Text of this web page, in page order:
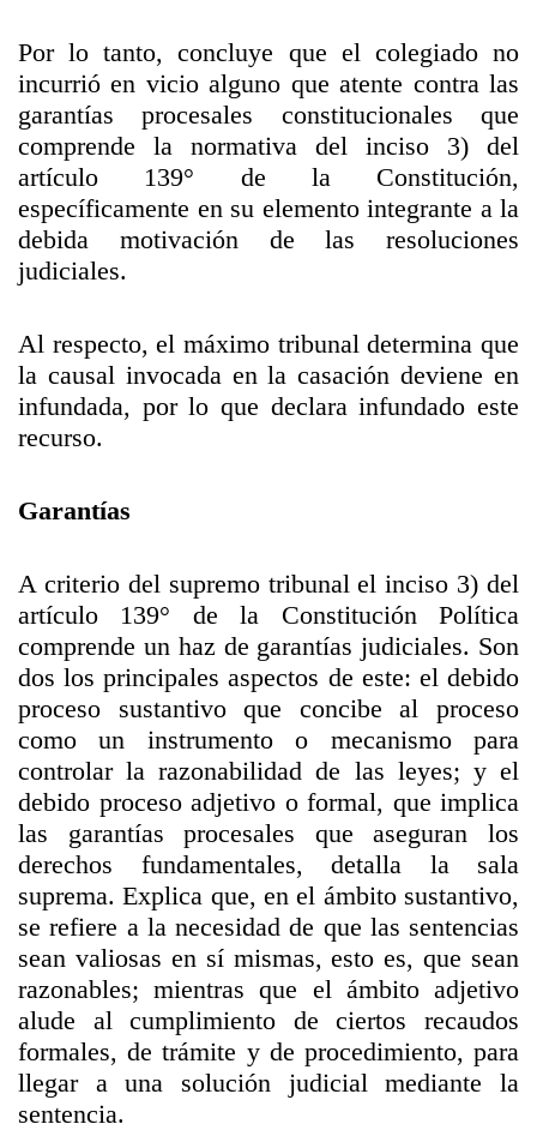
Por lo tanto, concluye que el colegiado no
incurrió en vicio alguno que atente contra las
garantías procesales constitucionales que
comprende la normativa del inciso 3) del
artículo 139° de la Constitución,
específicamente en su elemento integrante a la
debida motivación de las resoluciones
judiciales.
Al respecto, el máximo tribunal determina que
la causal invocada en la casación deviene en
infundada, por lo que declara infundado este
recurso.
Garantías
A criterio del supremo tribunal el inciso 3) del
artículo 139° de la Constitución Política
comprende un haz de garantías judiciales. Son
dos los principales aspectos de este: el debido
proceso sustantivo que concibe al proceso
como un instrumento o mecanismo para
controlar la razonabilidad de las leyes; y el
debido proceso adjetivo o formal, que implica
las garantías procesales que aseguran los
derechos fundamentales, detalla la sala
suprema. Explica que, en el ámbito sustantivo,
se refiere a la necesidad de que las sentencias
sean valiosas en sí mismas, esto es, que sean
razonables; mientras que el ámbito adjetivo
alude al cumplimiento de ciertos recaudos
formales, de trámite y de procedimiento, para
llegar a una solución judicial mediante la
sentencia.